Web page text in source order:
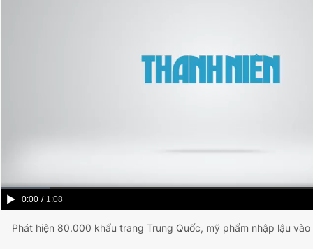
Current
0:00 / Duration
1:08
Phát hiện 80.000 khẩu trang Trung Quốc, mỹ phẩm nhập lậu